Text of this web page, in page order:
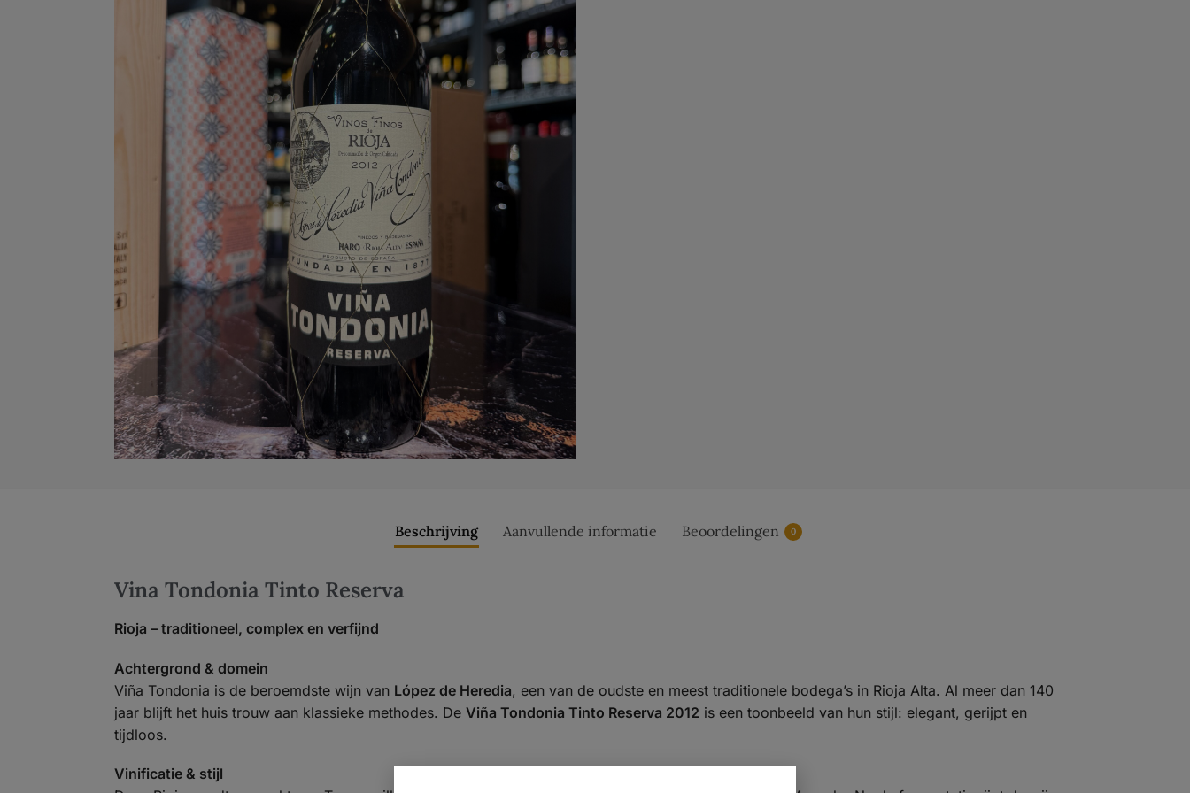
Beschrijving Aanvullende informatie Beoordelingen 0
Vina Tondonia Tinto Reserva
Rioja – traditioneel, complex en verfijnd
Achtergrond & domein
Viña Tondonia is de beroemdste wijn van López de Heredia, een van de oudste en meest traditionele bodega’s in Rioja Alta. Al meer dan 140
jaar blijft het huis trouw aan klassieke methodes. De Viña Tondonia Tinto Reserva 2012 is een toonbeeld van hun stijl: elegant, gerijpt en
tijdloos.
Vinificatie & stijl